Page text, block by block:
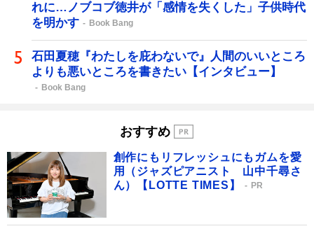
れに…ノブコブ徳井が「感情を失くした」子供時代
を明かす
Book Bang
石田夏穂『わたしを庇わないで』人間のいいところ
よりも悪いところを書きたい【インタビュー】
Book Bang
おすすめ
創作にもリフレッシュにもガムを愛
用（ジャズピアニスト 山中千尋さ
ん）【LOTTE TIMES】
PR